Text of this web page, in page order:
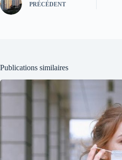
PRÉCÉDENT
Publications similaires